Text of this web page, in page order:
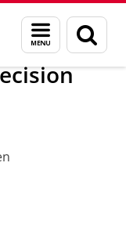
Menu
en
zoeken
u ons